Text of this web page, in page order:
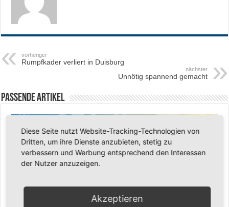
vorheriger
Rumpfkader verliert in Duisburg
nächster
Unnötig spannend gemacht
Passende Artikel
Diese Seite nutzt Website-Tracking-Technologien von
Dritten, um ihre Dienste anzubieten, stetig zu
verbessern und Werbung entsprechend den Interessen
der Nutzer anzuzeigen.
Akzeptieren